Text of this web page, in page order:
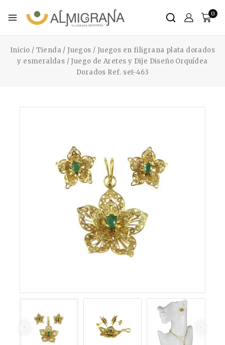
0
Inicio / Tienda / Juegos / Juegos en filigrana plata dorados
y esmeraldas / Juego de Aretes y Dije Diseño Orquídea
Dorados Ref. set-463